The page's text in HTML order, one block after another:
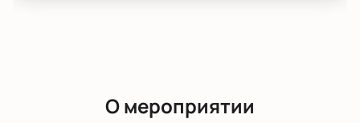
О мероприятии